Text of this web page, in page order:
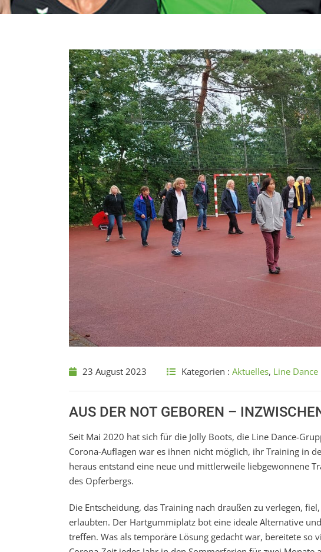
23 August 2023 Kategorien : Aktuelles, Line Dance
AUS DER NOT GEBOREN –
Seit Mai 2020 hat sich für die Jolly Boots, die Line Dance-
Corona-Auflagen war es ihnen nicht möglich, ihr Training in
heraus entstand eine neue und mittlerweile liebgewonnene
des Opferbergs.
Die Entscheidung, das Training nach draußen zu verlegen,
erlaubten. Der Hartgummiplatz bot eine ideale Alternative
treffen. Was als temporäre Lösung gedacht war, bereitete so